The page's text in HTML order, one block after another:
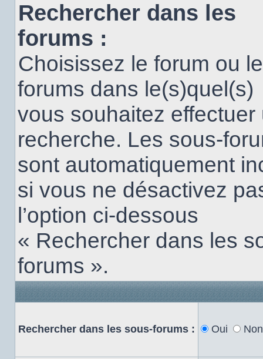
Rechercher dans les
forums :
Choisissez le forum ou
forums dans le(s)quel(s)
vous souhaitez effectuer
recherche. Les sous-
sont automatiquement
si vous ne désactivez
l’option ci-dessous
« Rechercher dans les
forums ».
Rechercher dans les sous-forums : Oui Non